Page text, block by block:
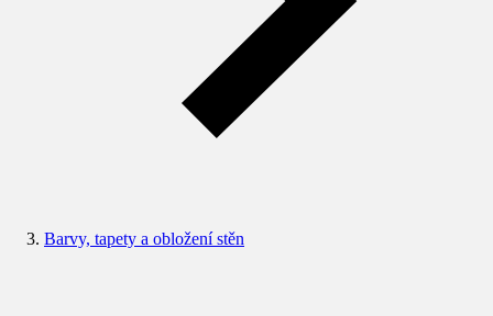
Barvy, tapety a obložení stěn